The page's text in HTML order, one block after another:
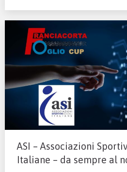
ASI – Associazioni
Italiane – da sempre al